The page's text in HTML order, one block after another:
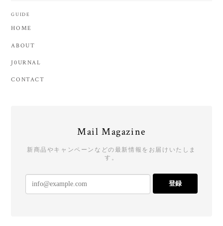
GUIDE
HOME
ABOUT
J0URNAL
CONTACT
Mail Magazine
新商品やキャンペーンなどの最新情報をお届けいたしま
す。
登録